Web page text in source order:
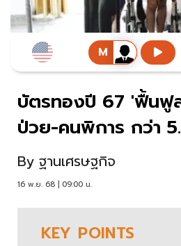
บัตรทองปี 67 'ฟื้นฟู
ป่วย-คนพิการ กว่า
By ฐานเศรษฐกิจ
16 พ.ย. 68 | 09:00 น.
KEY POINTS